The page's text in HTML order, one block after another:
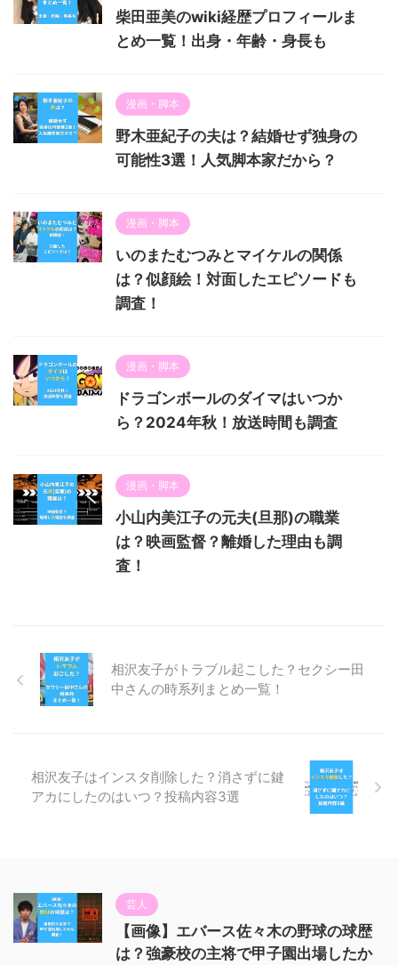
柴田亜美のwiki経歴プロフィールま
とめ一覧！出身・年齢・身長も
漫画・脚本
野木亜紀子の夫は？結婚せず独身の
可能性3選！人気脚本家だから？
漫画・脚本
いのまたむつみとマイケルの関係
は？似顔絵！対面したエピソードも
調査！
漫画・脚本
ドラゴンボールのダイマはいつか
ら？2024年秋！放送時間も調査
漫画・脚本
小山内美江子の元夫(旦那)の職業
は？映画監督？離婚した理由も調
査！
相沢友子がトラブル起こした？セクシー田
中さんの時系列まとめ一覧！
相沢友子はインスタ削除した？消さずに鍵
アカにしたのはいつ？投稿内容3選
芸人
【画像】エバース佐々木の野球の球歴
は？強豪校の主将で甲子園出場したか